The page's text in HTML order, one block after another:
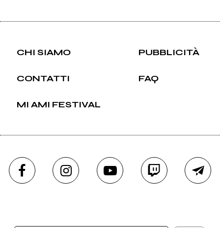
CHI SIAMO PUBBLICITÀ
CONTATTI FAQ
MI AMI FESTIVAL